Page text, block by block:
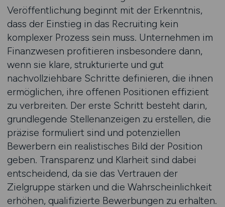
Veröffentlichung beginnt mit der Erkenntnis,
dass der Einstieg in das Recruiting kein
komplexer Prozess sein muss. Unternehmen im
Finanzwesen profitieren insbesondere dann,
wenn sie klare, strukturierte und gut
nachvollziehbare Schritte definieren, die ihnen
ermöglichen, ihre offenen Positionen effizient
zu verbreiten. Der erste Schritt besteht darin,
grundlegende Stellenanzeigen zu erstellen, die
präzise formuliert sind und potenziellen
Bewerbern ein realistisches Bild der Position
geben. Transparenz und Klarheit sind dabei
entscheidend, da sie das Vertrauen der
Zielgruppe stärken und die Wahrscheinlichkeit
erhöhen, qualifizierte Bewerbungen zu erhalten.